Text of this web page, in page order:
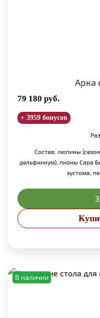
Арка
79 180 руб.
+ 3959 бонусов
Состав: люпины
дельфиниум), пионы Сара
эустома,
В наличии